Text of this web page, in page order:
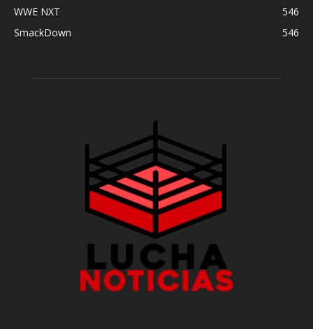
WWE NXT
546
SmackDown
546